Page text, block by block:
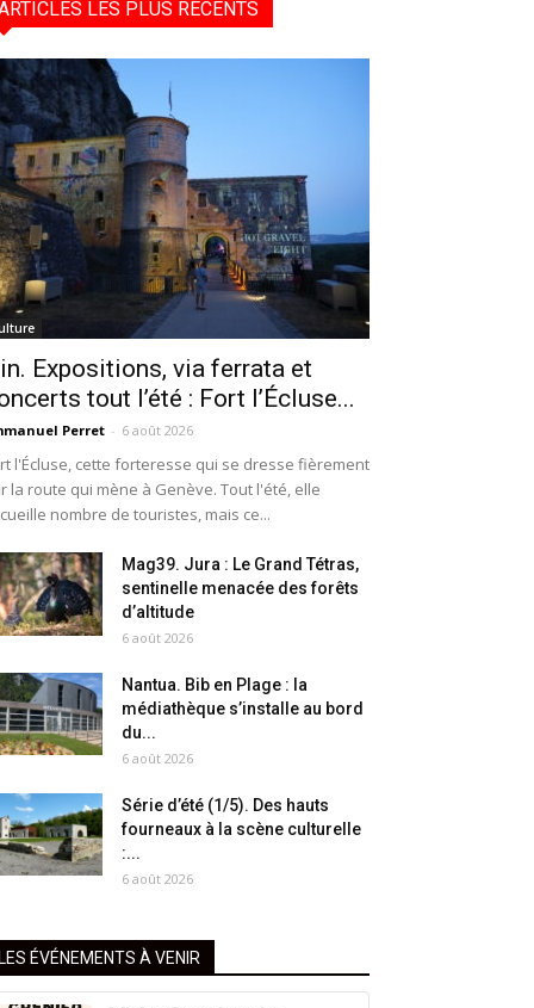
LES PLUS RÉCENTS
Expositions, via ferrata et
tout l’été : Fort l’Écluse...
Perret - 6 août 2026
l'Écluse, cette forteresse qui se dresse fièrement
la route qui mène à Genève. Tout l'été, elle
nombre de touristes, mais ce...
Mag39. Jura : Le Grand Tétras,
sentinelle menacée des forêts
d’altitude
6 août 2026
Nantua. Bib en Plage : la
médiathèque s’installe au bord
du...
6 août 2026
Série d’été (1/5). Des hauts
fourneaux à la scène culturelle
:...
6 août 2026
LES ÉVÉNEMENTS À VENIR